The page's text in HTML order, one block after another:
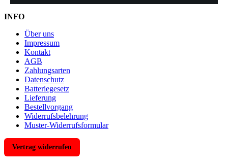
INFO
Über uns
Impressum
Kontakt
AGB
Zahlungsarten
Datenschutz
Batteriegesetz
Lieferung
Bestellvorgang
Widerrufsbelehrung
Muster-Widerrufsformular
Vertrag widerrufen